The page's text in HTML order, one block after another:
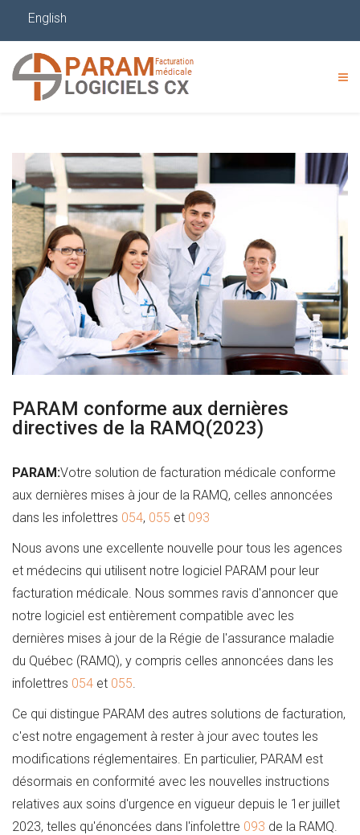
English
PARAM conforme aux dernières
directives de la RAMQ(2023)
PARAM:Votre solution de facturation médicale conforme
aux dernières mises à jour de la RAMQ, celles annoncées
dans les infolettres 054, 055 et 093
Nous avons une excellente nouvelle pour tous les agences
et médecins qui utilisent notre logiciel PARAM pour leur
facturation médicale. Nous sommes ravis d'annoncer que
notre logiciel est entièrement compatible avec les
dernières mises à jour de la Régie de l'assurance maladie
du Québec (RAMQ), y compris celles annoncées dans les
infolettres 054 et 055.
Ce qui distingue PARAM des autres solutions de facturation,
c'est notre engagement à rester à jour avec toutes les
modifications réglementaires. En particulier, PARAM est
désormais en conformité avec les nouvelles instructions
relatives aux soins d'urgence en vigueur depuis le 1er juillet
2023, telles qu'énoncées dans l'infolettre 093 de la RAMQ.